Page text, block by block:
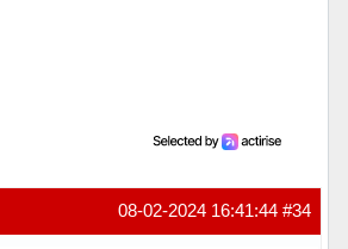
#34
08-02-2024 16:41:44